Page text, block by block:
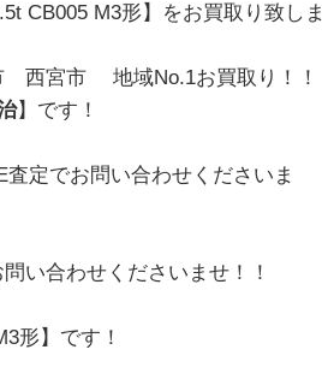
CB005 M3形】をお買取り致しま
宮市 地域No.1お買取り！！
】です！
定でお問い合わせくださいま
い合わせくださいませ！！
形】です！